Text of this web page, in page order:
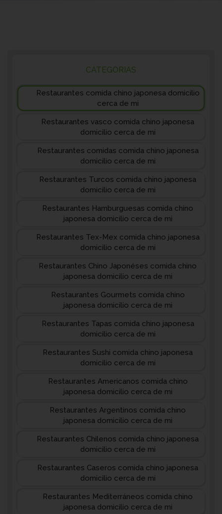
CATEGORIAS
Restaurantes comida chino japonesa domicilio
cerca de mi
Restaurantes vasco comida chino japonesa
domicilio cerca de mi
Restaurantes comidas comida chino japonesa
domicilio cerca de mi
Restaurantes Turcos comida chino japonesa
domicilio cerca de mi
Restaurantes Hamburguesas comida chino
japonesa domicilio cerca de mi
Restaurantes Tex-Mex comida chino japonesa
domicilio cerca de mi
Restaurantes Chino Japonéses comida chino
japonesa domicilio cerca de mi
Restaurantes Gourmets comida chino
japonesa domicilio cerca de mi
Restaurantes Tapas comida chino japonesa
domicilio cerca de mi
Restaurantes Sushi comida chino japonesa
domicilio cerca de mi
Restaurantes Americanos comida chino
japonesa domicilio cerca de mi
Restaurantes Argentinos comida chino
japonesa domicilio cerca de mi
Restaurantes Chilenos comida chino japonesa
domicilio cerca de mi
Restaurantes Caseros comida chino japonesa
domicilio cerca de mi
Restaurantes Mediterráneos comida chino
japonesa domicilio cerca de mi